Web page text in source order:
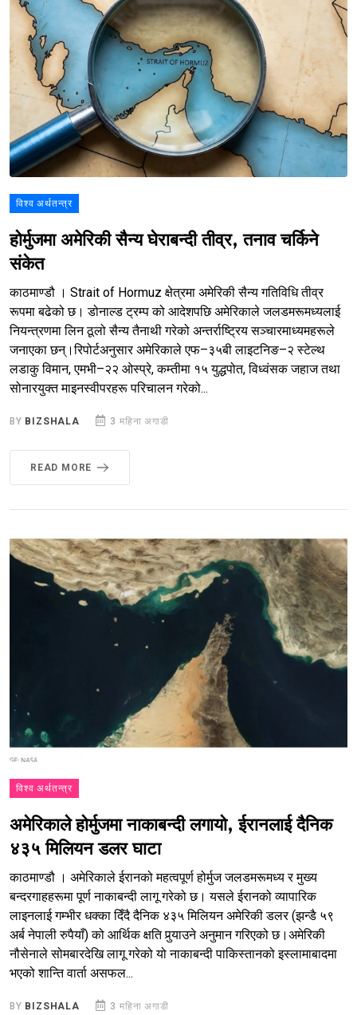
विश्व अर्थतन्त्र
होर्मुजमा अमेरिकी सैन्य घेराबन्दी तीव्र, तनाव चर्किने
संकेत
काठमाण्डौ । Strait of Hormuz क्षेत्रमा अमेरिकी सैन्य गतिविधि तीव्र
रूपमा बढेको छ। डोनाल्ड ट्रम्प को आदेशपछि अमेरिकाले जलडमरूमध्यलाई
नियन्त्रणमा लिन ठूलो सैन्य तैनाथी गरेको अन्तर्राष्ट्रिय सञ्चारमाध्यमहरूले
जनाएका छन्।रिपोर्टअनुसार अमेरिकाले एफ–३५बी लाइटनिङ–२ स्टेल्थ
लडाकु विमान, एमभी–२२ ओस्प्रे, कम्तीमा १५ युद्धपोत, विध्वंसक जहाज तथा
सोनारयुक्त माइनस्वीपरहरू परिचालन गरेको...
BY BIZSHALA 3 महिना अगाडी
READ MORE
विश्व अर्थतन्त्र
अमेरिकाले होर्मुजमा नाकाबन्दी लगायो, ईरानलाई दैनिक
४३५ मिलियन डलर घाटा
काठमाण्डौ । अमेरिकाले ईरानको महत्वपूर्ण होर्मुज जलडमरूमध्य र मुख्य
बन्दरगाहहरूमा पूर्ण नाकाबन्दी लागू गरेको छ। यसले ईरानको व्यापारिक
लाइनलाई गम्भीर धक्का दिँदै दैनिक ४३५ मिलियन अमेरिकी डलर (झन्डै ५९
अर्ब नेपाली रुपैयाँ) को आर्थिक क्षति पुर्‍याउने अनुमान गरिएको छ।अमेरिकी
नौसेनाले सोमबारदेखि लागू गरेको यो नाकाबन्दी पाकिस्तानको इस्लामाबादमा
भएको शान्ति वार्ता असफल...
BY BIZSHALA 3 महिना अगाडी